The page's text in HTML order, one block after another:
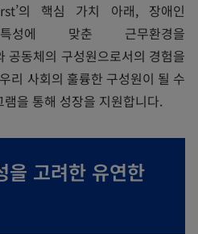
의 핵심 가치 아래, 장애인
성에 맞춘 근무환경을
공동체의 구성원으로서의 경험을
리 사회의 훌륭한 구성원이 될 수
을 통해 성장을 지원합니다.
을 고려한 유연한